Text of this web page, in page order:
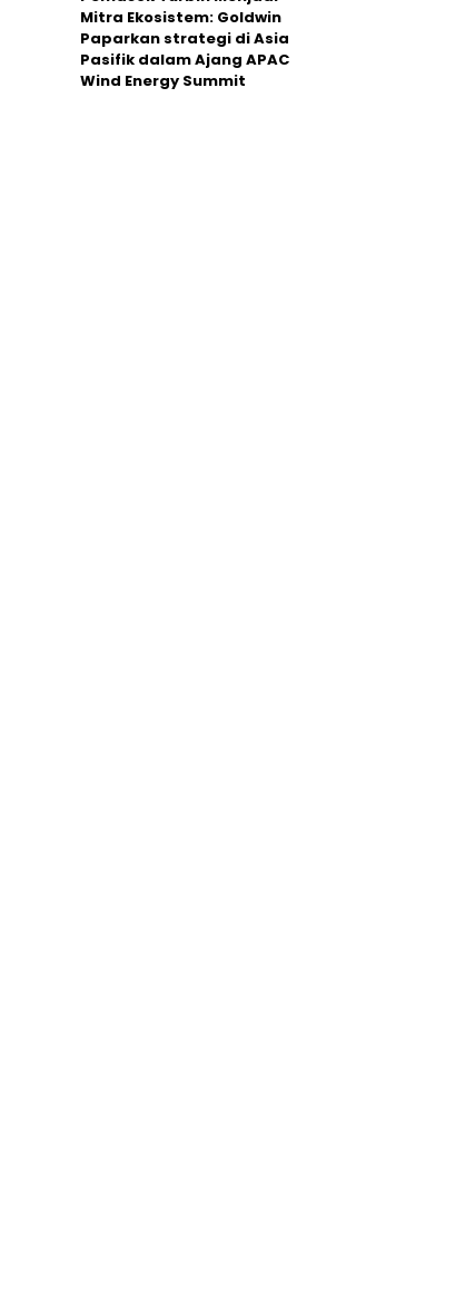
Mitra Ekosistem: Goldwin
Paparkan strategi di Asia
Pasifik dalam Ajang APAC
Wind Energy Summit